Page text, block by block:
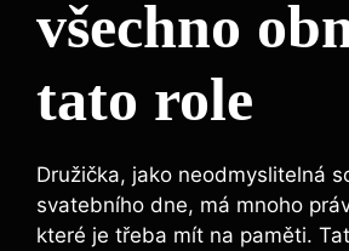
všechno
tato role
Družička, jako neodmyslitelná
svatebního dne, má mnoho
které je ​třeba mít na⁢ paměti.